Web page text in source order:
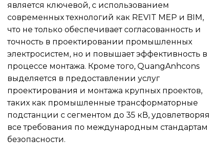
является ключевой, с использованием
современных технологий как REVIT MEP и BIM,
что не только обеспечивает согласованность и
точность в проектировании промышленных
электросистем, но и повышает эффективность в
процессе монтажа. Кроме того, QuangAnhcons
выделяется в предоставлении услуг
проектирования и монтажа крупных проектов,
таких как промышленные трансформаторные
подстанции с сегментом до 35 кВ, удовлетворяя
все требования по международным стандартам
безопасности.